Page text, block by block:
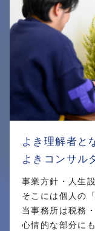
よき理解者と
よきコンサル
事業方針・人生
そこには個人の
当事務所は税務
心情的な部分に